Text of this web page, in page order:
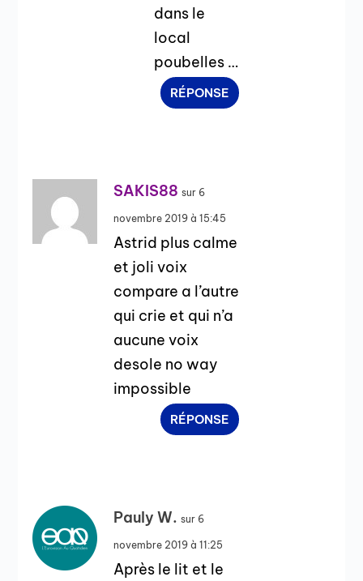
dans le
local
poubelles …
RÉPONSE
SAKIS88 sur 6
novembre 2019 à 15:45
Astrid plus calme
et joli voix
compare a l’autre
qui crie et qui n’a
aucune voix
desole no way
impossible
RÉPONSE
Pauly W. sur 6
novembre 2019 à 11:25
Après le lit et le